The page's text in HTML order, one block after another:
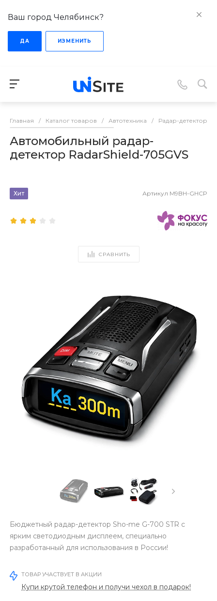
Ваш город Челябинск?
ДА ИЗМЕНИТЬ
Главная / Каталог товаров / Автотехника / Радар-детекторы
Автомобильный радар-
детектор RadarShield-705GVS
Хит Артикул M9BH-GHCP
СРАВНИТЬ
Бюджетный радар-детектор Sho-me G-700 STR с
ярким светодиодным дисплеем, специально
разработанный для использования в России!
ТОВАР УЧАСТВУЕТ В АКЦИИ
Купи крутой телефон и получи чехол в подарок!